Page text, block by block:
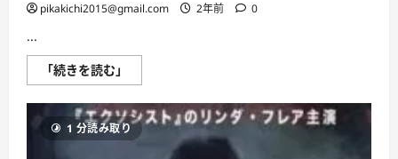
pikakichi2015@gmail.com 2年前 0
...
「続きを読む」
の
に
つ
い
て
1 分読み取り